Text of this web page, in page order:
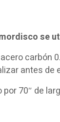
se
carbón
antes de
por 70″ de